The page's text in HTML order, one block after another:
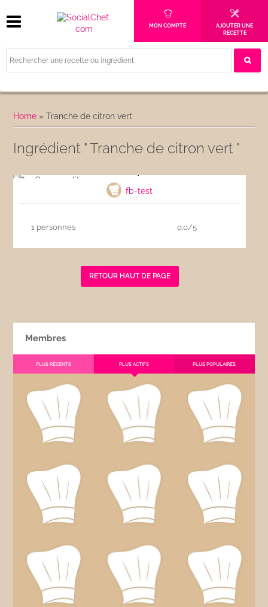
MON COMPTE
AJOUTER UNE
RECETTE
Home »Tranche de citron vert
Ingrédient " Tranche de citron vert "
fb-test
1 personnes 0.0/5
RETOUR HAUT DE PAGE
Membres
PLUS RÉCENTS PLUS ACTIFS PLUS POPULAIRES